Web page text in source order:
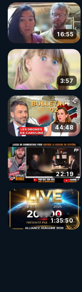
16:55
3:57
44:48
22:19
1:35:50